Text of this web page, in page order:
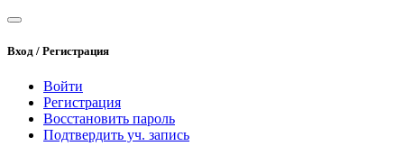
Вход / Регистрация
Войти
Регистрация
Восстановить пароль
Подтвердить уч. запись